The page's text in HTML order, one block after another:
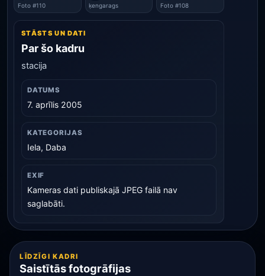
Foto #110 ķengarags Foto #108
STĀSTS UN DATI
Par šo kadru
stacija
DATUMS
7. aprīlis 2005
KATEGORIJAS
Iela, Daba
EXIF
Kameras dati publiskajā JPEG failā nav
saglabāti.
LĪDZĪGI KADRI
Saistītās fotogrāfijas